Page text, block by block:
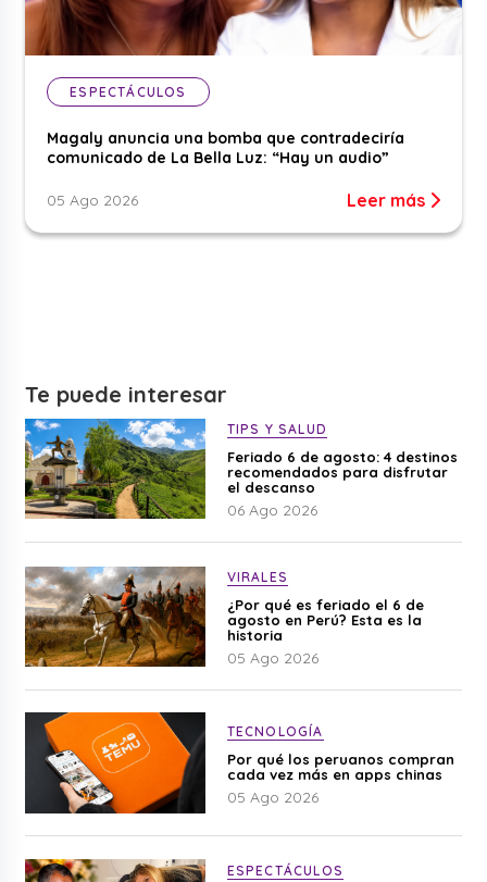
ESPECTÁCULOS
Magaly anuncia una bomba que contradeciría
comunicado de La Bella Luz: “Hay un audio”
05 Ago 2026 Leer más
Te puede interesar
TIPS Y SALUD
Feriado 6 de agosto: 4 destinos
recomendados para disfrutar
el descanso
06 Ago 2026
VIRALES
¿Por qué es feriado el 6 de
agosto en Perú? Esta es la
historia
05 Ago 2026
TECNOLOGÍA
Por qué los peruanos compran
cada vez más en apps chinas
05 Ago 2026
ESPECTÁCULOS